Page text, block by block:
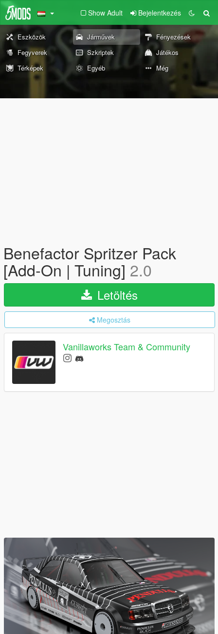
Show Adult Bejelentkezés
Eszközök Járművek
Fényezések
Fegyverek
Szkriptek
Játékos
Térképek
Egyéb Még
Benefactor Spritzer Pack
[Add-On | Tuning] 2.0
Letöltés
Megosztás
Vanillaworks Team & Community